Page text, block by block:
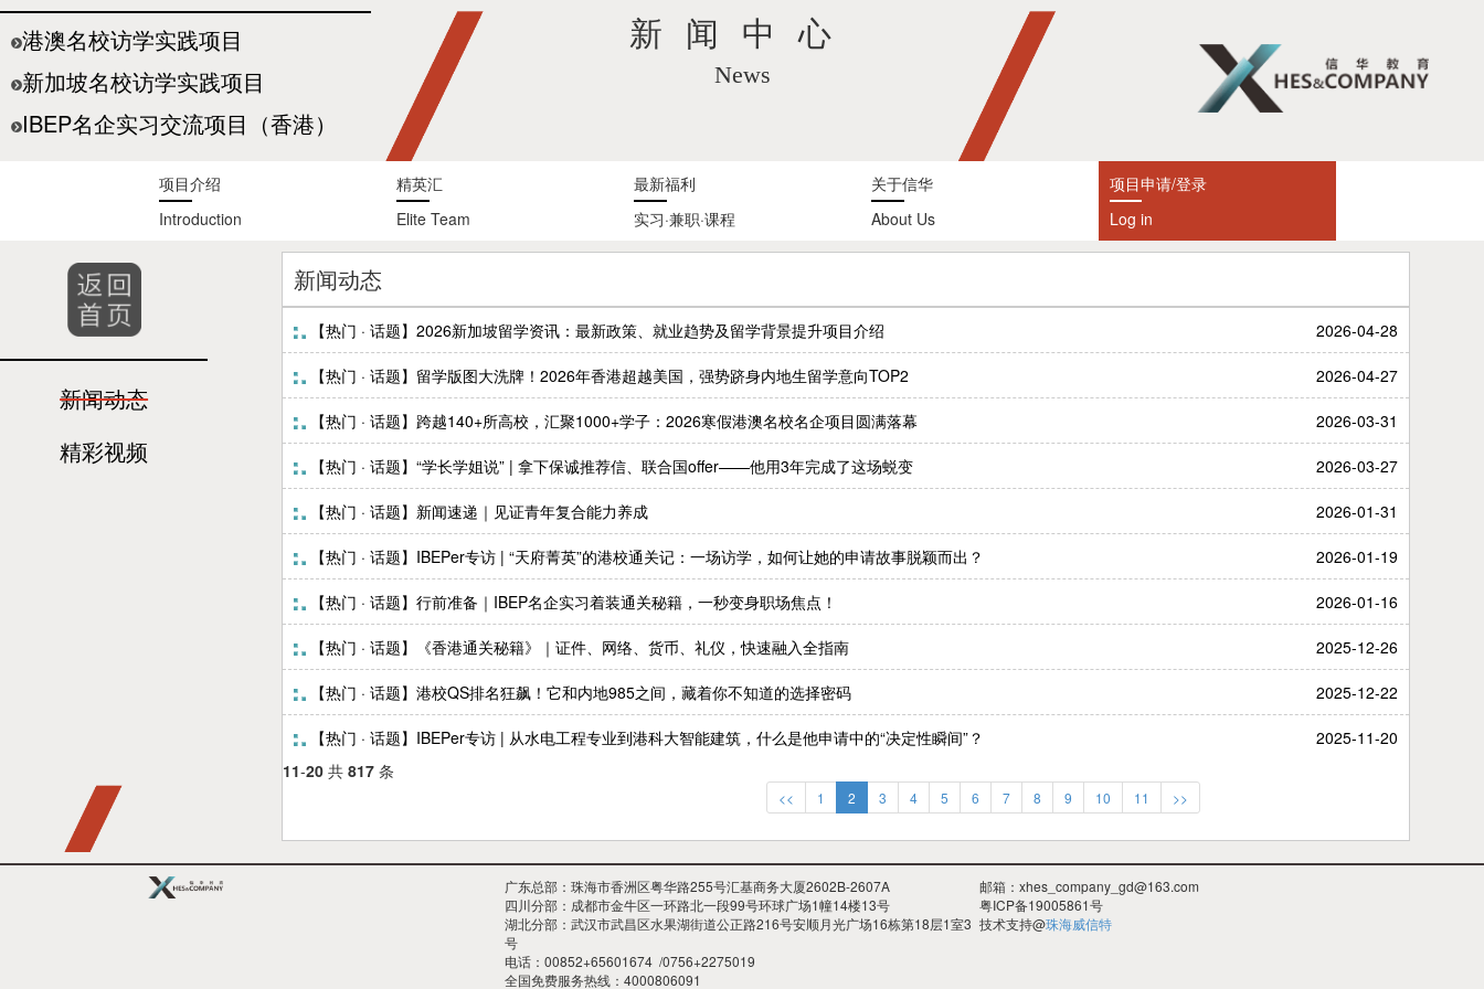
港澳名校访学实践项目
新加坡名校访学实践项目
IBEP名企实习交流项目（香港）
新闻中心
News
项目介绍
Introduction
精英汇
Elite Team
最新福利
实习·兼职·课程
关于信华
About Us
项目申请/登录
Log in
新闻动态
精彩视频
新闻动态
【热门 · 话题】2026新加坡留学资讯：最新政策、就业趋势及留学背景提升项目介绍 2026-04-28
【热门 · 话题】留学版图大洗牌！2026年香港超越美国，强势跻身内地生留学意向TOP2 2026-04-27
【热门 · 话题】跨越140+所高校，汇聚1000+学子：2026寒假港澳名校名企项目圆满落幕 2026-03-31
【热门 · 话题】“学长学姐说” | 拿下保诚推荐信、联合国offer——他用3年完成了这场蜕变 2026-03-27
【热门 · 话题】新闻速递｜见证青年复合能力养成 2026-01-31
【热门 · 话题】IBEPer专访 | “天府菁英”的港校通关记：一场访学，如何让她的申请故事脱颖而出？ 2026-01-19
【热门 · 话题】行前准备｜IBEP名企实习着装通关秘籍，一秒变身职场焦点！ 2026-01-16
【热门 · 话题】《香港通关秘籍》｜证件、网络、货币、礼仪，快速融入全指南 2025-12-26
【热门 · 话题】港校QS排名狂飙！它和内地985之间，藏着你不知道的选择密码 2025-12-22
【热门 · 话题】IBEPer专访 | 从水电工程专业到港科大智能建筑，什么是他申请中的“决定性瞬间”？
2025-11-20
11-20共 817条
<< 1 2 3 4 5 6 7 8 9 10 11 >>
广东总部：珠海市香洲区粤华路255号汇基商务大厦2602B-2607A
四川分部：成都市金牛区一环路北一段99号环球广场1幢14楼13号
湖北分部：武汉市武昌区水果湖街道公正路216号安顺月光广场16栋第18层1室3
号
电话：00852+65601674 /0756+2275019
全国免费服务热线：4000806091
邮箱：xhes_company_gd@163.com
粤ICP备19005861号
技术支持@珠海威信特